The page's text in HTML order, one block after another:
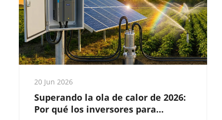
20 Jun 2026
Superando la ola de calor de 2026:
Por qué los inversores para